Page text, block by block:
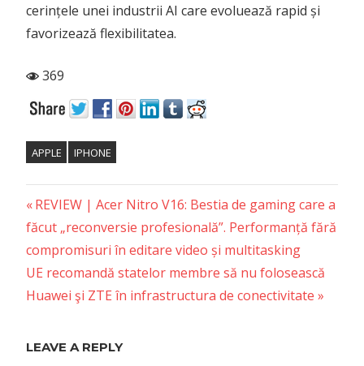
cerințele unei industrii AI care evoluează rapid și
favorizează flexibilitatea.
369
APPLE IPHONE
Post
navigation
Previous
Post:
REVIEW | Acer Nitro V16: Bestia de gaming care a
făcut „reconversie profesională”. Performanță fără
compromisuri în editare video și multitasking
Next
Post:
UE recomandă statelor membre să nu folosească
Huawei şi ZTE în infrastructura de conectivitate
LEAVE A REPLY